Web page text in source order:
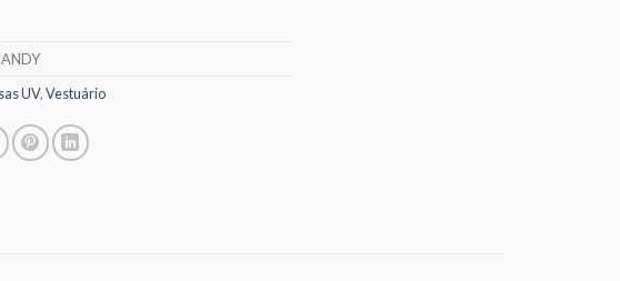
UV,Vestuário